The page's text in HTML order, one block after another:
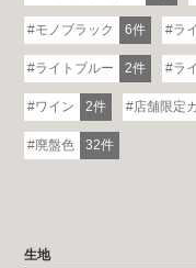
モノブラック 6件 ラ
ライトブルー 2件 ラ
ワイン 2件 店舗限定
廃盤色 32件
生地